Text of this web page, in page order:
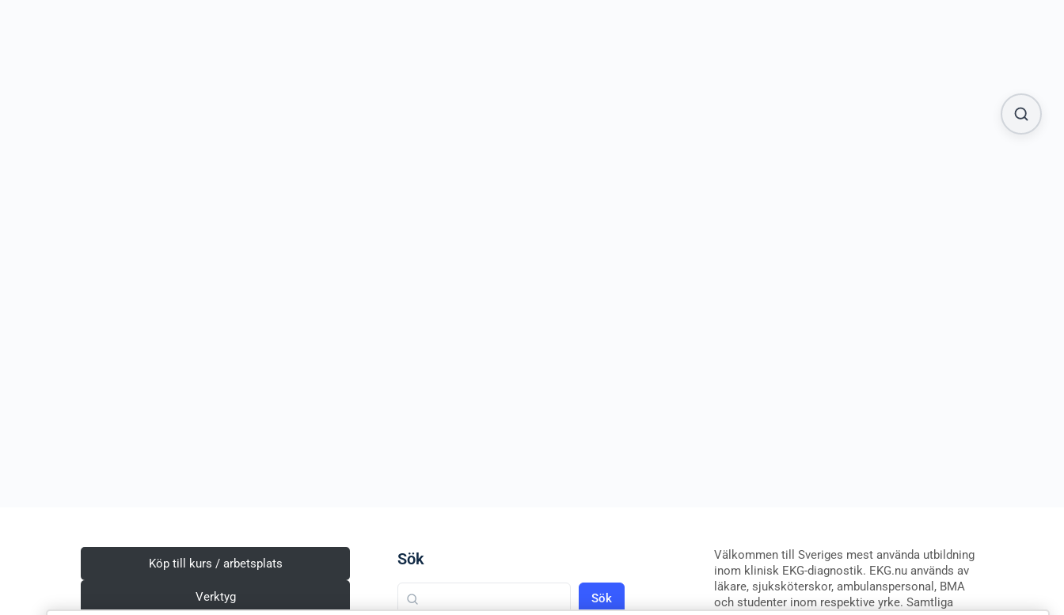
Köp till kurs / arbetsplats
Verktyg
Sök
Sök
Välkommen till Sveriges mest använda utbildning
inom klinisk EKG-diagnostik. EKG.nu används av
läkare, sjuksköterskor, ambulanspersonal, BMA
och studenter inom respektive yrke. Samtliga